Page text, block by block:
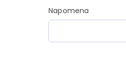
Napomena